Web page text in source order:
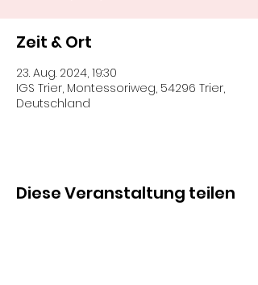
Zeit & Ort
23. Aug. 2024, 19:30
IGS Trier, Montessoriweg, 54296 Trier,
Deutschland
Diese Veranstaltung teilen